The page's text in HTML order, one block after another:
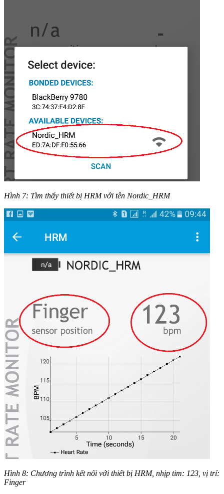
Hình 7: Tìm thấy thiết bị HRM với tên Nordic_HRM
Hình 8: Chương trình kết nối với thiết bị HRM, nhịp tim: 123, vị trí:
Finger